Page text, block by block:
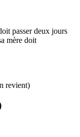
passer deux jours
mère doit